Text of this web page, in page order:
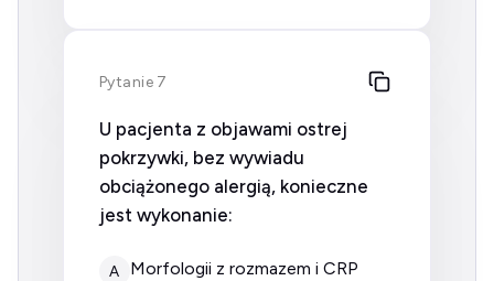
Pytanie 7
U pacjenta z objawami ostrej
pokrzywki, bez wywiadu
obciążonego alergią, konieczne
jest wykonanie:
A morfologii z rozmazem i CRP